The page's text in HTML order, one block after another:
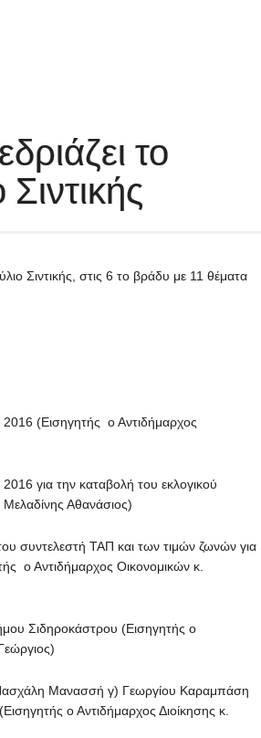
το
Σιντικής, στις 6 το βράδυ με 11 θέματα
(Εισηγητής ο Αντιδήμαρχος
για την καταβολή του εκλογικού
Αθανάσιος)
ΤΑΠ και των τιμών ζωνών για
ο Αντιδήμαρχος Οικονομικών κ.
Σιδηροκάστρου (Εισηγητής ο
Μανασσή γ) Γεωργίου Καραμπάση
ο Αντιδήμαρχος Διοίκησης κ.